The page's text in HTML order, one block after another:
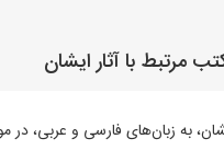
با آثار ایشان، به زبان‌های فارسی و